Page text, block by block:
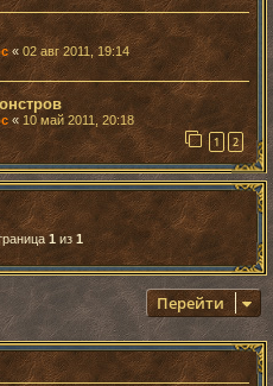
« 02 авг 2011, 19:14
« 10 май 2011, 20:18
1 2
1 из 1
Перейти